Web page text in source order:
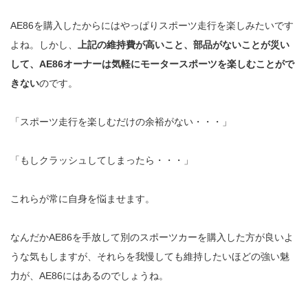
AE86を購入したからにはやっぱりスポーツ走行を楽しみたいです
よね。しかし、
上記の維持費が高いこと、部品がないことが災い
して、AE86オーナーは気軽にモータースポーツを楽しむことがで
きないのです。
「スポーツ走行を楽しむだけの余裕がない・・・」
「もしクラッシュしてしまったら・・・」
これらが常に自身を悩ませます。
なんだかAE86を手放して別のスポーツカーを購入した方が良いよ
うな気もしますが、それらを我慢しても維持したいほどの強い魅
力が、AE86にはあるのでしょうね。